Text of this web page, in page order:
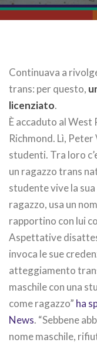
Continuava a
trans: per questo,
licenziato.
È accaduto al West
Richmond. Lì,
studenti. Tra loro
un ragazzo trans
studente vive la
ragazzo, usa un
rapportino con lui
Aspettative
invoca le sue
atteggiamento
maschile con una
come ragazzo” ha
News. “Sebbene
nome maschile,